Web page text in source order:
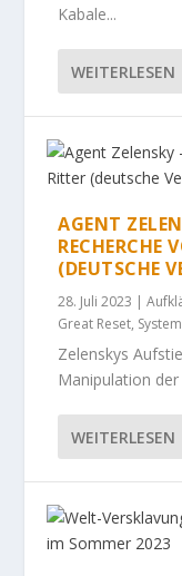
Kabale...
WEITERLESEN
AGENT
RECHERCHE
(DEUTSCHE
28. Juli 2023 |
Great Reset,
Zelenskys
Manipulation
WEITERLESEN